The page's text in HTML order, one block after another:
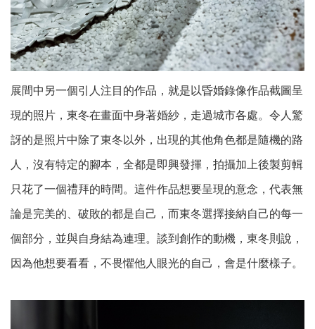
展間中另一個引人注目的作品，就是以昏婚錄像作品截圖呈
現的照片，東冬在畫面中身著婚紗，走過城市各處。令人驚
訝的是照片中除了東冬以外，出現的其他角色都是隨機的路
人，沒有特定的腳本，全都是即興發揮，拍攝加上後製剪輯
只花了一個禮拜的時間。這件作品想要呈現的意念，代表無
論是完美的、破敗的都是自己，而東冬選擇接納自己的每一
個部分，並與自身結為連理。談到創作的動機，東冬則說，
因為他想要看看，不畏懼他人眼光的自己，會是什麼樣子。